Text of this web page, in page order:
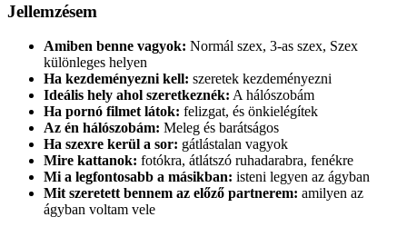
Jellemzésem
Amiben benne vagyok: Normál szex, 3-as szex, Szex
különleges helyen
Ha kezdeményezni kell: szeretek kezdeményezni
Ideális hely ahol szeretkeznék: A hálószobám
Ha pornó filmet látok: felizgat, és önkielégítek
Az én hálószobám: Meleg és barátságos
Ha szexre kerül a sor: gátlástalan vagyok
Mire kattanok: fotókra, átlátszó ruhadarabra, fenékre
Mi a legfontosabb a másikban: isteni legyen az ágyban
Mit szeretett bennem az előző partnerem: amilyen az
ágyban voltam vele